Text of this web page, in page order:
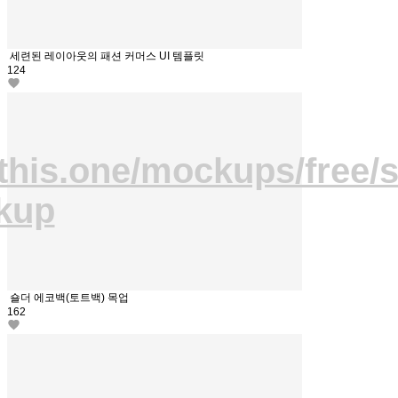
세련된 레이아웃의 패션 커머스 UI 템플릿
124
mockups/free/
숄더 에코백(토트백) 목업
162